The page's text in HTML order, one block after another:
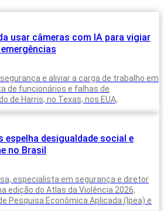
usar câmeras com IA para vigiar
e aliviar a carga de trabalho em
de funcionários e falhas de
de Harris, no Texas, nos EUA,
espelha desigualdade social e
no Brasil
especialista em segurança e diretor
edição do Atlas da Violência 2026,
Pesquisa Econômica Aplicada (Ipea) e